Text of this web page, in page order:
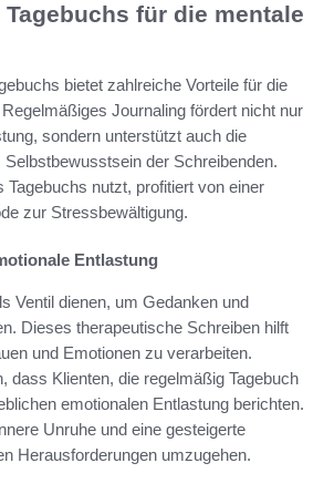
für die mentale
bietet zahlreiche Vorteile für die
Journaling fördert nicht nur
sondern unterstützt auch die
der Schreibenden.
Tagebuchs nutzt, profitiert von einer
zur Stressbewältigung.
Entlastung
Ventil dienen, um Gedanken und
Dieses therapeutische Schreiben hilft
und Emotionen zu verarbeiten.
dass Klienten, die regelmäßig Tagebuch
emotionalen Entlastung berichten.
Unruhe und eine gesteigerte
Herausforderungen umzugehen.